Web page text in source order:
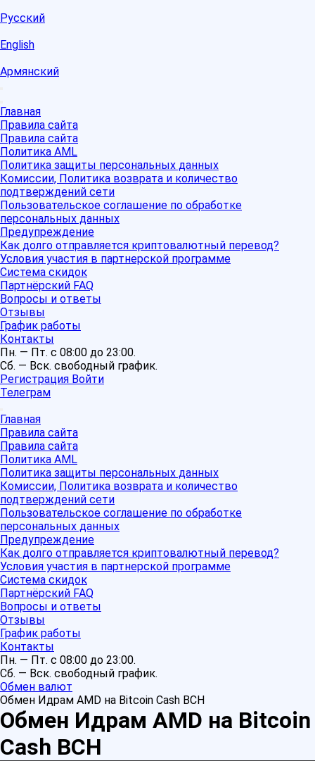
Русский
English
Армянский
Главная
Правила сайта
Правила сайта
Политика AML
Политика защиты персональных данных
Комиссии, Политика возврата и количество
подтверждений сети
Пользовательское соглашение по обработке
персональных данных
Предупреждение
Как долго отправляется криптовалютный перевод?
Условия участия в партнерской программе
Система скидок
Партнёрский FAQ
Вопросы и ответы
Отзывы
График работы
Контакты
Пн. — Пт. с 08:00 до 23:00.
Сб. — Вск. свободный график.
Регистрация Войти
Телеграм
Главная
Правила сайта
Правила сайта
Политика AML
Политика защиты персональных данных
Комиссии, Политика возврата и количество
подтверждений сети
Пользовательское соглашение по обработке
персональных данных
Предупреждение
Как долго отправляется криптовалютный перевод?
Условия участия в партнерской программе
Система скидок
Партнёрский FAQ
Вопросы и ответы
Отзывы
График работы
Контакты
Пн. — Пт. с 08:00 до 23:00.
Сб. — Вск. свободный график.
Обмен валют
Обмен Идрам AMD на Bitcoin Cash BCH
Обмен Идрам AMD на Bitcoin
Cash BCH